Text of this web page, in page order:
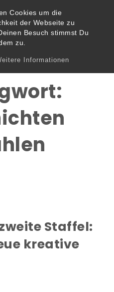
Cookies um die
der Webseite zu
Besuch stimmst Du
zu.
Informationen
Toggle
navigation
Staffel:
kreative